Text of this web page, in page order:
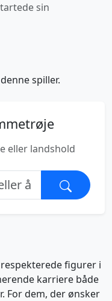
sin
spiller.
eller landshold
figurer i
karriere både
For dem, der ønsker